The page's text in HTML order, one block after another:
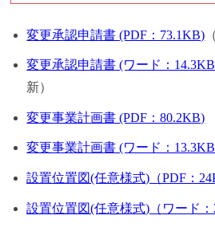
変更承認申請書 (PDF：73.1KB)
変更承認申請書 (ワード：
新）
変更事業計画書 (PDF：80.2KB)
変更事業計画書 (ワード：
設置位置図(任意様式)（PDF：
設置位置図(任意様式)（ワード：